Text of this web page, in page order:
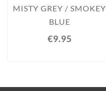
MISTY GREY / SMOKEY
BLUE
€9.95